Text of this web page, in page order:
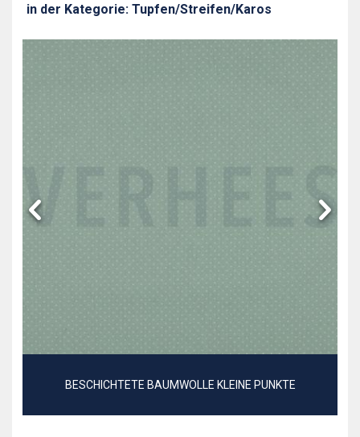
in der Kategorie: Tupfen/Streifen/Karos
BESCHICHTETE BAUMWOLLE KLEINE PUNKTE